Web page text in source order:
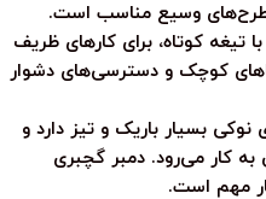
طرح‌های وسیع مناسب است.
با تیغه کوتاه، برای کارهای ظریف
کوچک و دسترسی‌های دشوار
نوکی بسیار باریک و تیز دارد و
به کار می‌رود. دمبر گچبری
مهم است.